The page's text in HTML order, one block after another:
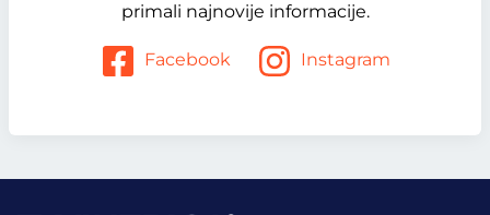
primali najnovije informacije.
Facebook Instagram